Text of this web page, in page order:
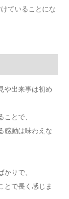
ていることにな
や出来事は初め
とで、
感動は味わえな
りで、
とで長く感じま